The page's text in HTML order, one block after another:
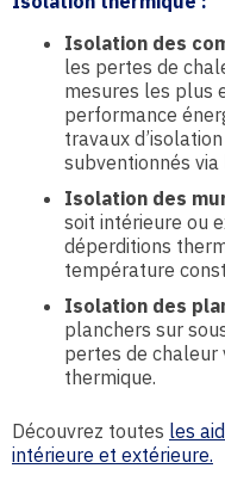
Isolation des
les pertes de
mesures les plus
performance
travaux
subventionnés via
Isolation des
soit intérieure ou
déperditions
température
Isolation des
planchers sur
pertes de
thermique.
Découvrez toutes les
intérieure et extérieure.